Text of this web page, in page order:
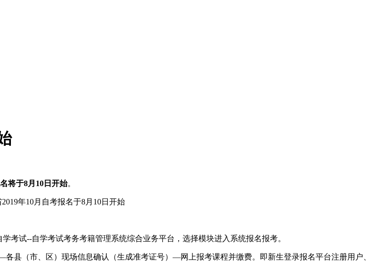
将于8月10日开始。
学考试--自学考试考务考籍管理系统综合业务平台，选择模块进入系统报名报考。
县（市、区）现场信息确认（生成准考证号）—网上报考课程并缴费。即新生登录报名平台注册用户、